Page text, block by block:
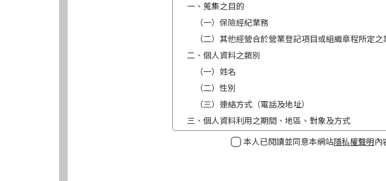
一、蒐集之目的
（一）保險經紀業務
（二）其他經營合於營業登記項目或組織章程所定之
二、個人資料之類別
（一）姓名
（二）性別
（三）連絡方式（電話及地址）
三、個人資料利用之期間、地區、對象及方式
（一）期間：蒐集之目的存續期間及依法令規定應
本人已閱讀並同意本網站隱私權聲明內